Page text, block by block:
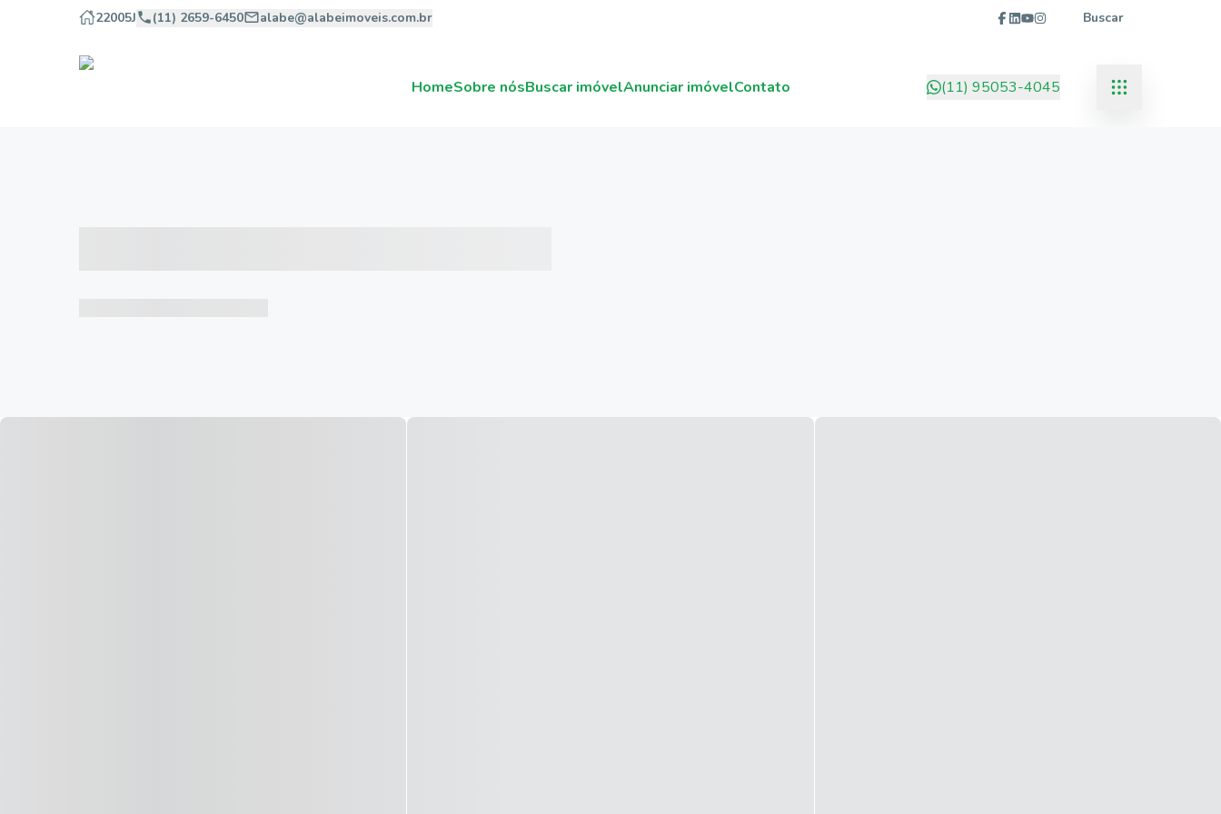
22005J (11) 2659-6450 alabe@alabeimoveis.com.br Buscar
HomeSobre nósBuscar imóvelAnunciar imóvelContato (11) 95053-4045